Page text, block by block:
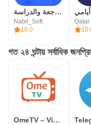
تنظيم المراجعة والدراسة
Nabil_Soft
10.0
أيامي
Qatar
গত ২৪ ঘন্টায় সর্বাধিক
OmeTV – Video Chat Alternative